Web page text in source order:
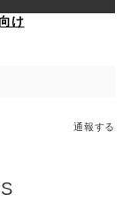
け
通報する